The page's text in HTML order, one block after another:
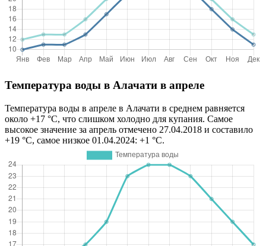
Температура воды в Алачати в апреле
Температура воды в апреле в Алачати в среднем равняется
около +17 °C, что слишком холодно для купания. Самое
высокое значение за апрель отмечено 27.04.2018 и составило
+19 °C, самое низкое 01.04.2024: +1 °C.